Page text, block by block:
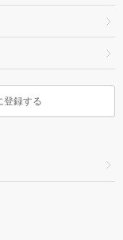
登録する